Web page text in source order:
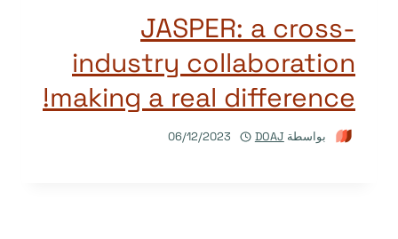
JASPER: a cross-
industry collaboration
making a real difference!
بواسطة DOAJ
06/12/2023